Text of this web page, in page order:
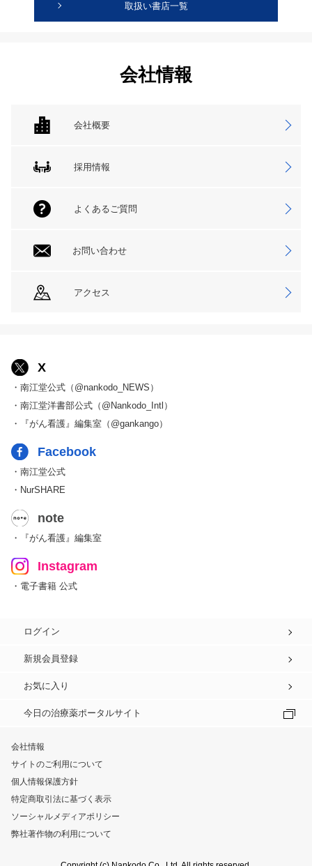
取扱い書店一覧
会社情報
会社概要
採用情報
よくあるご質問
お問い合わせ
アクセス
X
・南江堂公式（@nankodo_NEWS）
・南江堂洋書部公式（@Nankodo_Intl）
・『がん看護』編集室（@gankango）
Facebook
・南江堂公式
・NurSHARE
note
・『がん看護』編集室
Instagram
・電子書籍 公式
ログイン
新規会員登録
お気に入り
今日の治療薬ポータルサイト
会社情報
サイトのご利用について
個人情報保護方針
特定商取引法に基づく表示
ソーシャルメディアポリシー
弊社著作物の利用について